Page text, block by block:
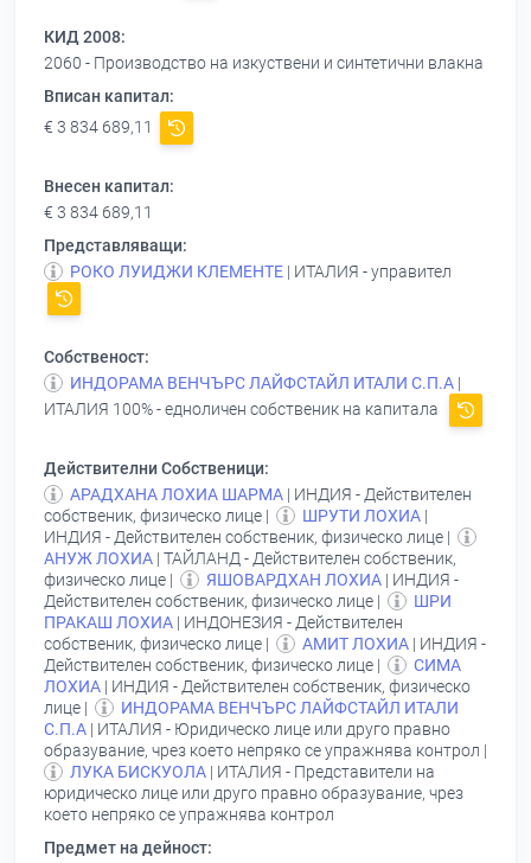
КИД 2008:
2060 - Производство на изкуствени и синтетични влакна
Вписан капитал:
€ 3 834 689,11
Внесен капитал:
€ 3 834 689,11
Представляващи:
РОКО ЛУИДЖИ КЛЕМЕНТЕ | ИТАЛИЯ - управител
Собственост:
ИНДОРАМА ВЕНЧЪРС ЛАЙФСТАЙЛ ИТАЛИ С.П.А |
ИТАЛИЯ 100% - едноличен собственик на капитала
Действителни Собственици:
АРАДХАНА ЛОХИА ШАРМА | ИНДИЯ - Действителен
собственик, физическо лице |
ШРУТИ ЛОХИА |
ИНДИЯ - Действителен собственик, физическо лице |
АНУЖ ЛОХИА | ТАЙЛАНД - Действителен собственик,
физическо лице |
ЯШОВАРДХАН ЛОХИА | ИНДИЯ -
Действителен собственик, физическо лице |
ШРИ
ПРАКАШ ЛОХИА | ИНДОНЕЗИЯ - Действителен
собственик, физическо лице |
АМИТ ЛОХИА | ИНДИЯ -
Действителен собственик, физическо лице |
СИМА
ЛОХИА | ИНДИЯ - Действителен собственик, физическо
лице |
ИНДОРАМА ВЕНЧЪРС ЛАЙФСТАЙЛ ИТАЛИ
С.П.А | ИТАЛИЯ - Юридическо лице или друго правно
образувание, чрез което непряко се упражнява контрол |
ЛУКА БИСКУОЛА | ИТАЛИЯ - Представители на
юридическо лице или друго правно образувание, чрез
което непряко се упражнява контрол
Предмет на дейност: